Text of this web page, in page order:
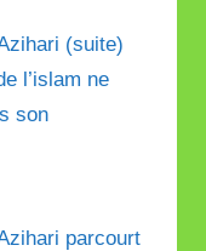
(suite)
l’islam ne
son
parcourt